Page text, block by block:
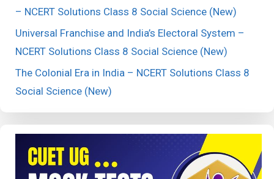
– NCERT Solutions Class 8 Social Science (New)
Universal Franchise and India’s Electoral System –
NCERT Solutions Class 8 Social Science (New)
The Colonial Era in India – NCERT Solutions Class 8
Social Science (New)